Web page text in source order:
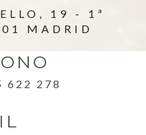
19 - 1ª
MADRID
622 278